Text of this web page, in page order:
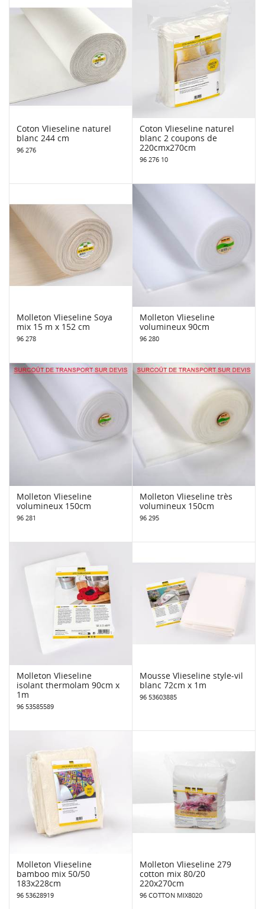
Coton Vlieseline naturel
blanc 244 cm
96 276
Coton Vlieseline naturel
blanc 2 coupons de
220cmx270cm
96 276 10
Molleton Vlieseline Soya
mix 15 m x 152 cm
96 278
Molleton Vlieseline
volumineux 90cm
96 280
Molleton Vlieseline
volumineux 150cm
96 281
Molleton Vlieseline très
volumineux 150cm
96 295
Molleton Vlieseline
isolant thermolam 90cm x
1m
96 53585589
Mousse Vlieseline style-vil
blanc 72cm x 1m
96 53603885
Molleton Vlieseline
bamboo mix 50/50
183x228cm
96 53628919
Molleton Vlieseline 279
cotton mix 80/20
220x270cm
96 COTTON MIX8020